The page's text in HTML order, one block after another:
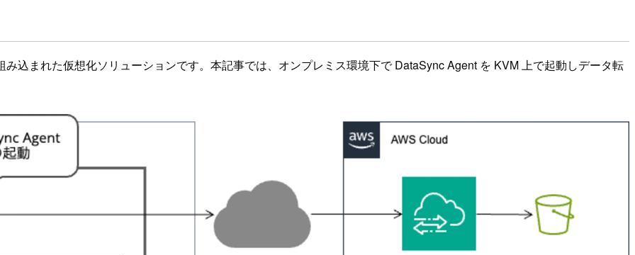
込まれた仮想化ソリューションです。本記事では、オンプレミス環境下で DataSync Agent を KVM 上で起動しデータ転